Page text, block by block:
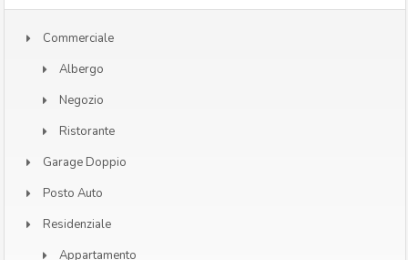
Commerciale
Albergo
Negozio
Ristorante
Garage Doppio
Posto Auto
Residenziale
Appartamento